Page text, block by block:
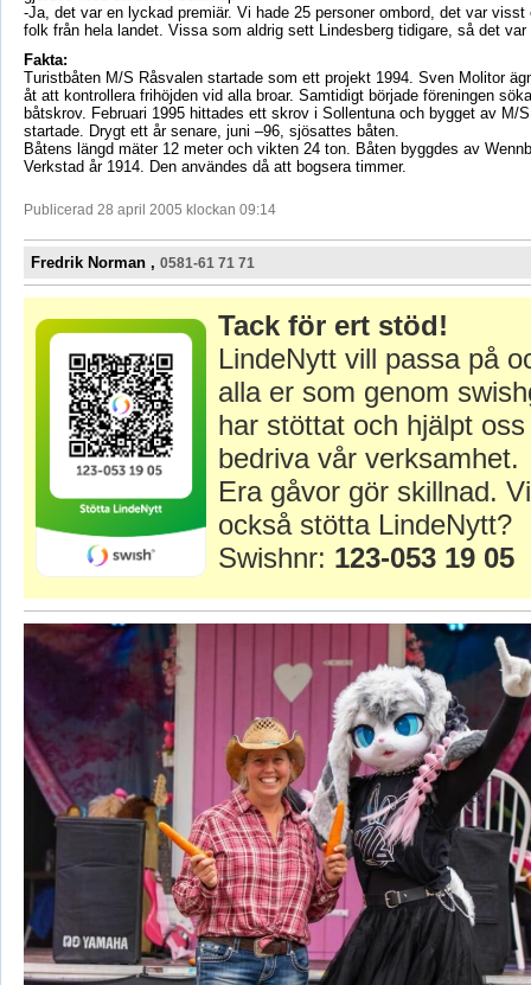
-Ja, det var en lyckad premiär. Vi hade 25 personer ombord, det var
folk från hela landet. Vissa som aldrig sett Lindesberg tidigare, så det
Fakta:
Turistbåten M/S Råsvalen startade som ett projekt 1994. Sven Molitor
åt att kontrollera frihöjden vid alla broar. Samtidigt började föreningen
båtskrov. Februari 1995 hittades ett skrov i Sollentuna och bygget av M/
startade. Drygt ett år senare, juni –96, sjösattes båten.
Båtens längd mäter 12 meter och vikten 24 ton. Båten byggdes av
Verkstad år 1914. Den användes då att bogsera timmer.
Publicerad 28 april 2005 klockan 09:14
Fredrik Norman , 0581-61 71 71
Tack för ert stöd!
LindeNytt vill passa på
alla er som genom
har stöttat och hjälpt
bedriva vår verksamhet.
Era gåvor gör skillnad.
också stötta LindeNytt?
Swishnr: 123-053 19 05